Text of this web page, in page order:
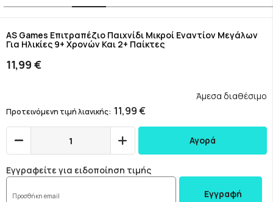
to
the
beginning
gallery
AS Games Επιτραπέζιο Παιχνίδι Μικροί Εναντίον Μεγάλων
Για Ηλικίες 9+ Χρονών Και 2+ Παίκτες
11,99 €
Προτεινόμενη τιμή λιανικής 11,99 €
Άμεσα διαθέσιμο
Αγορά
Εγγραφείτε για ειδοποίηση τιμής
Εγγραφή